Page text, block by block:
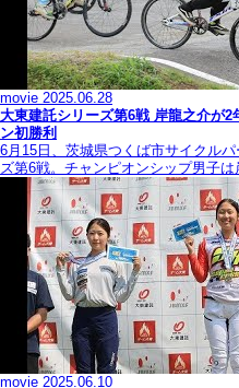
movie 2025.06.28
大東建託シリーズ第6戦 岸龍之介が
ン初勝利
6月15日、茨城県つくば市サイクル
ズ第6戦。チャンピオンシップ男子
movie 2025.06.10